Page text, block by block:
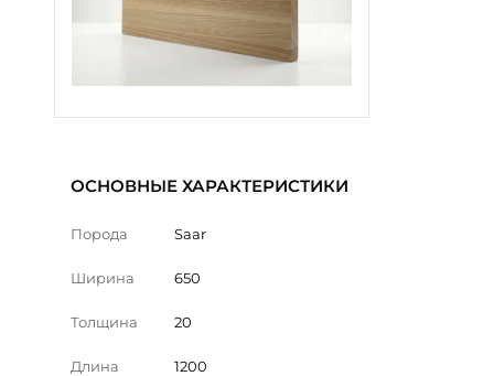
ОСНОВНЫЕ ХАРАКТЕРИСТИКИ
Порода Saar
Ширина 650
Толщина 20
Длина 1200